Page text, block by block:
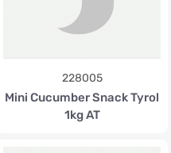
228005
Mini Cucumber Snack Tyrol
1kg AT